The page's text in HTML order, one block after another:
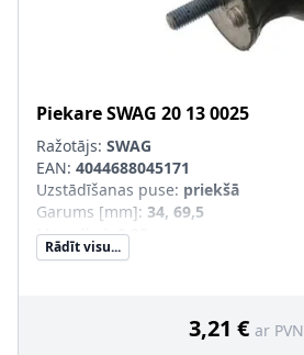
PiekareSWAG 20 13 0025
Ražotājs: SWAG
EAN: 4044688045171
Uzstādīšanas puse: priekšā
Garums [mm]: 34, 69,5
Masa [kg]:0,08
Materiāls:Gumija/ Metāls
:M8 x 1,25
Rādīt visu...
3,21 € ar PVN